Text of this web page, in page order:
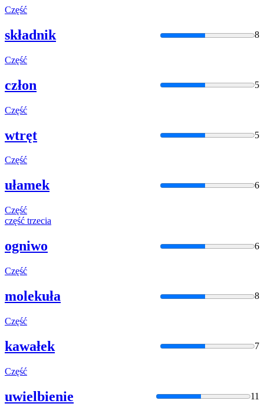
Część
składnik 8
Część
człon 5
Część
wtręt 5
Część
ułamek 6
Część
część trzecia
ogniwo 6
Część
molekuła 8
Część
kawałek 7
Część
uwielbienie 11